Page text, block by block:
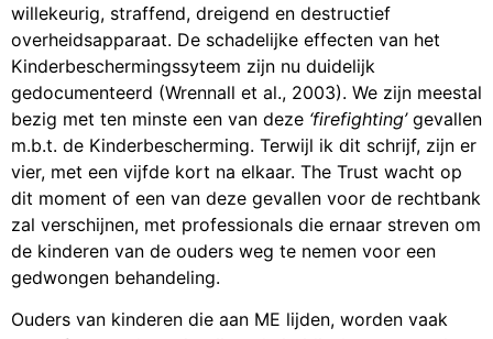
willekeurig, straffend, dreigend en destructief
overheidsapparaat. De schadelijke effecten van het
Kinderbeschermingssyteem zijn nu duidelijk
gedocumenteerd (Wrennall et al., 2003). We zijn meestal
bezig met ten minste een van deze ‘firefighting’gevallen
m.b.t. de Kinderbescherming. Terwijl ik dit schrijf, zijn er
vier, met een vijfde kort na elkaar. The Trust wacht op
dit moment of een van deze gevallen voor de rechtbank
zal verschijnen, met professionals die ernaar streven om
de kinderen van de ouders weg te nemen voor een
gedwongen behandeling.
Ouders van kinderen die aan ME lijden, worden vaak